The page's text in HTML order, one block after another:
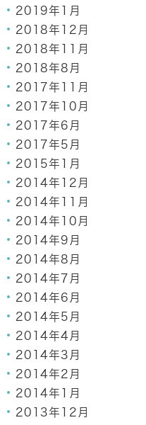
2019年1月
2018年12月
2018年11月
2018年8月
2017年11月
2017年10月
2017年6月
2017年5月
2015年1月
2014年12月
2014年11月
2014年10月
2014年9月
2014年8月
2014年7月
2014年6月
2014年5月
2014年4月
2014年3月
2014年2月
2014年1月
2013年12月